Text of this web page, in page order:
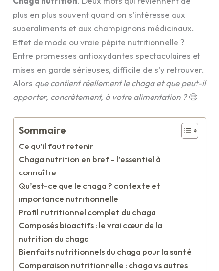
plus en plus souvent quand on s’intéresse aux
superaliments et aux champignons médicinaux.
Effet de mode ou vraie pépite nutritionnelle ?
Entre promesses antioxydantes spectaculaires et
mises en garde sérieuses, difficile de s’y retrouver.
Alors que contient réellement le chaga et que peut-il
apporter, concrètement, à votre alimentation ?🧐
Sommaire
Ce qu’il faut retenir
Chaga nutrition en bref – l’essentiel à
connaître
Qu’est-ce que le chaga ? contexte et
importance nutritionnelle
Profil nutritionnel complet du chaga
Composés bioactifs : le vrai cœur de la
nutrition du chaga
Bienfaits nutritionnels du chaga pour la santé
Comparaison nutritionnelle : chaga vs autres